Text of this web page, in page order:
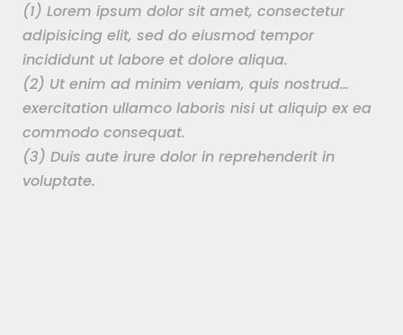
(1) Lorem ipsum dolor sit amet, consectetur
adipisicing elit, sed do eiusmod tempor
incididunt ut labore et dolore aliqua.
(2) Ut enim ad minim veniam, quis nostrud…
exercitation ullamco laboris nisi ut aliquip ex ea
commodo consequat.
(3) Duis aute irure dolor in reprehenderit in
voluptate.